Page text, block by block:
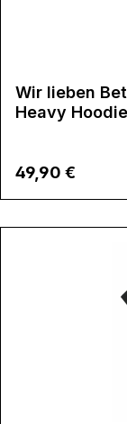
Wir lieben
Heavy Hoodie
Regulärer Preis:
49,90 €